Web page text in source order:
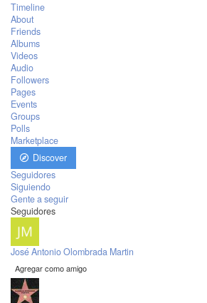
Timeline
About
Friends
Albums
Videos
Audio
Followers
Pages
Events
Groups
Polls
Marketplace
Discover
Seguidores
Siguiendo
Gente a seguir
Seguidores
José Antonio Olombrada Martin
Agregar como amigo